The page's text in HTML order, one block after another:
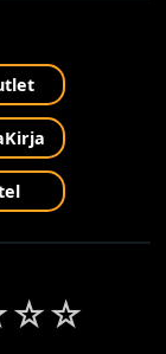
☆☆